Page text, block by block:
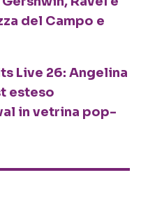
del Campo e
Live 26: Angelina
esteso
in vetrina pop-